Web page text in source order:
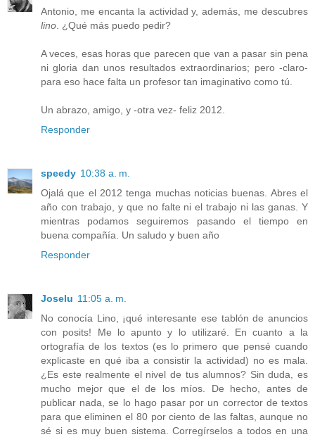
Antonio, me encanta la actividad y, además, me descubres
lino . ¿Qué más puedo pedir?
A veces, esas horas que parecen que van a pasar sin pena
ni gloria dan unos resultados extraordinarios; pero -claro-
para eso hace falta un profesor tan imaginativo como tú.
Un abrazo, amigo, y -otra vez- feliz 2012.
Responder
speedy 10:38 a. m.
Ojalá que el 2012 tenga muchas noticias buenas. Abres el
año con trabajo, y que no falte ni el trabajo ni las ganas. Y
mientras podamos seguiremos pasando el tiempo en
buena compañía. Un saludo y buen año
Responder
Joselu 11:05 a. m.
No conocía Lino, ¡qué interesante ese tablón de anuncios
con posits! Me lo apunto y lo utilizaré. En cuanto a la
ortografía de los textos (es lo primero que pensé cuando
explicaste en qué iba a consistir la actividad) no es mala.
¿Es este realmente el nivel de tus alumnos? Sin duda, es
mucho mejor que el de los míos. De hecho, antes de
publicar nada, se lo hago pasar por un corrector de textos
para que eliminen el 80 por ciento de las faltas, aunque no
sé si es muy buen sistema. Corregírselos a todos en una